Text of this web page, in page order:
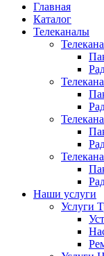
Главная
Каталог
Телеканалы
Наши услуги
Услуги